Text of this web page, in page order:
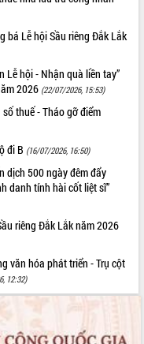
bá Lễ hội Sầu riêng Đắk Lắk
Lễ hội - Nhận quà liền tay”
2026 (22/07/2026, 15:53)
thuế - Tháo gỡ điểm
đi B (16/07/2026, 16:50)
dịch 500 ngày đêm đẩy
danh tính hài cốt liệt sĩ”
riêng Đắk Lắk năm 2026
văn hóa phát triển - Trụ cột
12:32)